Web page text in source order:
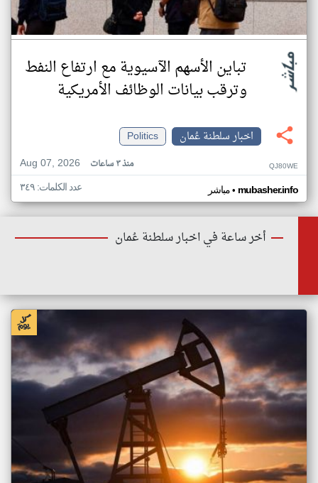
تباين الأسهم الآسيوية مع ارتفاع النفط
وترقب بيانات الوظائف الأمريكية
اخبار سلطنة عُمان
Politics
Aug 07, 2026
منذ ٣ ساعات QJ80WE
مباشر• mubasher.info عدد الكلمات: ٣٤٩
أخر ساعة في اخبار سلطنة عُمان